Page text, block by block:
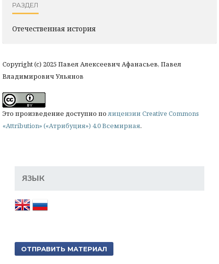
РАЗДЕЛ
Отечественная история
Copyright (c) 2025 Павел Алексеевич Афанасьев, Павел
Владимирович Ульянов
Это произведение доступно полицензии Creative Commons
«Attribution» («Атрибуция») 4.0 Всемирная.
ЯЗЫК
ОТПРАВИТЬ МАТЕРИАЛ